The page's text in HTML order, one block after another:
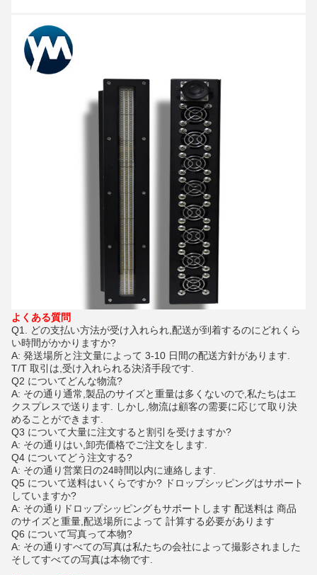
よくある質問
Q1. どの支払い方法が受け入れられ,配送が到着するのにどれくら
い時間がかかりますか?
A: 発送場所と注文量によって 3-10 日間の配送方針があります.
T/T 取引は,受け入れられる決済手段です.
Q2 について どんな物流?
A: その通り通常,製品のサイズと重量は多くないので,私たちはエ
クスプレスで送ります. しかし,物流は顧客の需要に応じて取り決
めることができます.
Q3 について大量に注文すると割引を受けますか?
A: その通り はい,卸売価格でご注文をします.
Q4 について どう注文する?
A: その通り営業日の24時間以内に連絡します.
Q5 について送料はいくらですか? ドロップシッピングはサポート
していますか?
A: その通り ドロップシッピングもサポートします 配送料は 商品
のサイズと重量,配送場所によって 計算する必要があります
Q6 について写真って本物?
A: その通りすべての写真は私たちの会社によって撮影されました
そしてすべての写真は本物です.